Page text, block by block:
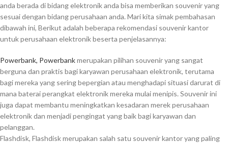
anda berada di bidang elektronik anda bisa memberikan souvenir yang
sesuai dengan bidang perusahaan anda. Mari kita simak pembahasan
dibawah ini, Berikut adalah beberapa rekomendasi souvenir kantor
untuk perusahaan elektronik beserta penjelasannya:
Powerbank, Powerbankmerupakan pilihan souvenir yang sangat
berguna dan praktis bagi karyawan perusahaan elektronik, terutama
bagi mereka yang sering bepergian atau menghadapi situasi darurat di
mana baterai perangkat elektronik mereka mulai menipis. Souvenir ini
juga dapat membantu meningkatkan kesadaran merek perusahaan
elektronik dan menjadi pengingat yang baik bagi karyawan dan
pelanggan.
Flashdisk, Flashdisk merupakan salah satu souvenir kantor yang paling